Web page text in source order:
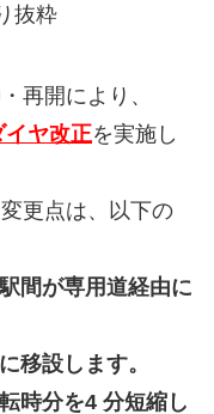
抜粋
再開により、
イヤ改正を実施し
更点は、以下の
間が専用道経由に
移設します。
時分を4 分短縮し